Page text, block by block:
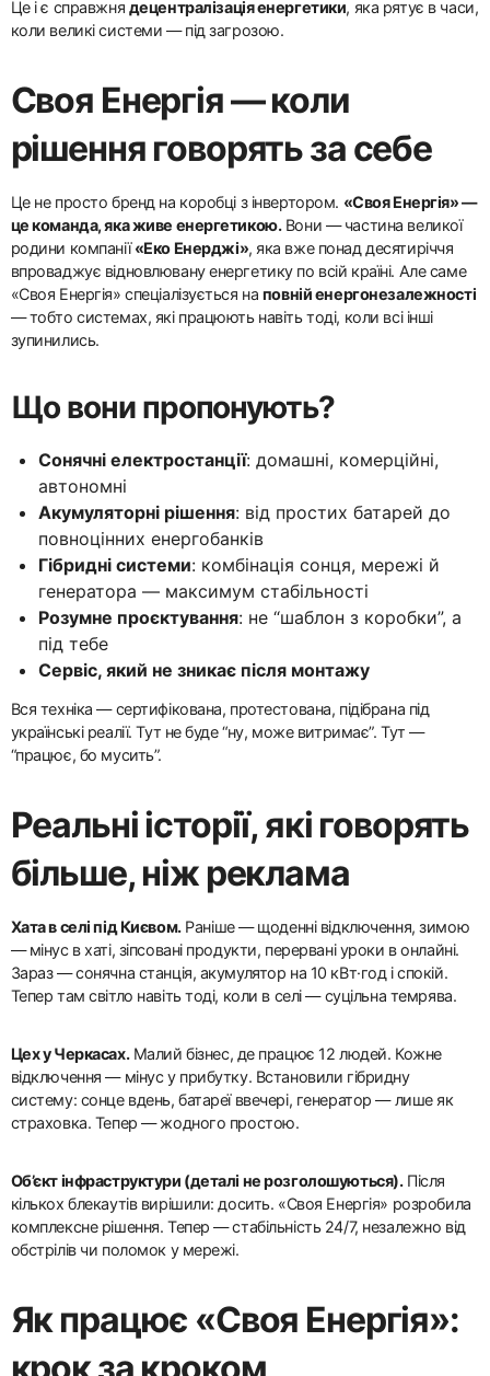
Це і є справжня децентралізація енергетики, яка рятує в часи,
коли великі системи — під загрозою.
Своя Енергія — коли
рішення говорять за себе
Це не просто бренд на коробці з інвертором. «Своя Енергія» —
це команда, яка живе енергетикою.Вони — частина великої
родини компанії«Еко Енерджі», яка вже понад десятиріччя
впроваджує відновлювану енергетику по всій країні. Але саме
«Своя Енергія» спеціалізується на повній енергонезалежності
— тобто системах, які працюють навіть тоді, коли всі інші
зупинились.
Що вони пропонують?
Сонячні електростанції: домашні, комерційні,
автономні
Акумуляторні рішення: від простих батарей до
повноцінних енергобанків
Гібридні системи: комбінація сонця, мережі й
генератора — максимум стабільності
Розумне проєктування: не “шаблон з коробки”, а
під тебе
Сервіс, який не зникає після монтажу
Вся техніка — сертифікована, протестована, підібрана під
українські реалії. Тут не буде “ну, може витримає”. Тут —
“працює, бо мусить”.
Реальні історії, які говорять
більше, ніж реклама
Хата в селі під Києвом.Раніше — щоденні відключення, зимою
— мінус в хаті, зіпсовані продукти, перервані уроки в онлайні.
Зараз — сонячна станція, акумулятор на 10 кВт·год і спокій.
Тепер там світло навіть тоді, коли в селі — суцільна темрява.
Цех у Черкасах.Малий бізнес, де працює 12 людей. Кожне
відключення — мінус у прибутку. Встановили гібридну
систему: сонце вдень, батареї ввечері, генератор — лише як
страховка. Тепер — жодного простою.
Об’єкт інфраструктури (деталі не розголошуються).Після
кількох блекаутів вирішили: досить. «Своя Енергія» розробила
комплексне рішення. Тепер — стабільність 24/7, незалежно від
обстрілів чи поломок у мережі.
Як працює «Своя Енергія»: